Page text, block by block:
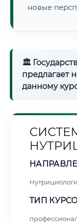
новые
🏛
предлагает
данному
ТИП